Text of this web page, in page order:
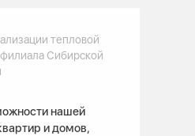
тепловой
Сибирской
нашей
и домов,